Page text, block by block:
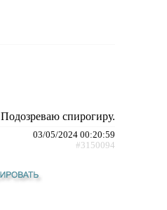
спирогиру.
03/05/2024 00:20:59
#3150094